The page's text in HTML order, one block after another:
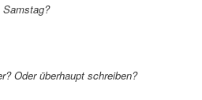
Oder überhaupt schreiben?